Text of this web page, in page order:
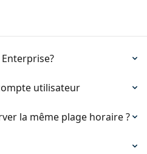
utilisateur
la même plage horaire ?